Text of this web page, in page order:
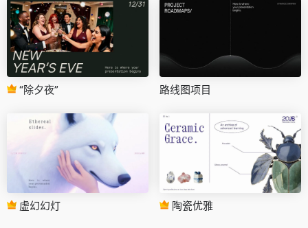
“除夕夜” 路线图项目
虚幻幻灯 陶瓷优雅